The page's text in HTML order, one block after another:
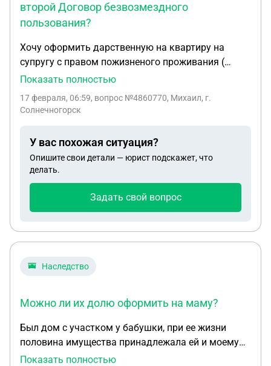
второй Договор безвозмездного
пользования?
Хочу оформить дарственную на квартиру на
супругу с правом пожизненого проживания (
пользования). Можно ли оформить Договор с
пожизненного проживания или это будет второй
Договоре дарения не может быть никаких
условий, т.е. пожизненого проживания. Насколько
мне понятно условием является, например, прием
в дар после смерти дарителя.
Показать полностью
17 февраля, 06:59, вопрос №4860770, Михаил, г.
Солнечногорск
У вас похожая ситуация?
Опишите свои детали — юрист подскажет, что
делать.
Задать свой вопрос
Наследство
Можно ли их долю оформить на маму?
Был дом с участком у бабушки, при ее жизни
половина имущества принадлежала ей и моему
папе ( ее сыну). После ее смерти , наследство
Показать полностью